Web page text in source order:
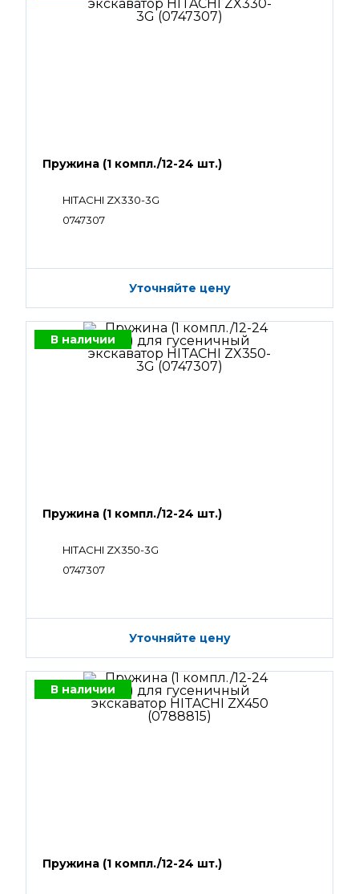
Пружина (1 компл./12-24 шт.)
HITACHI ZX330-3G
0747307
Уточняйте цену
В наличии
Пружина (1 компл./12-24 шт.)
HITACHI ZX350-3G
0747307
Уточняйте цену
В наличии
Пружина (1 компл./12-24 шт.)